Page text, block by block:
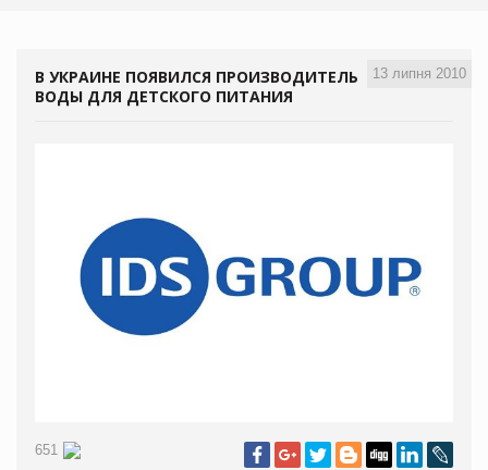
13 липня 2010
В УКРАИНЕ ПОЯВИЛСЯ ПРОИЗВОДИТЕЛЬ
ВОДЫ ДЛЯ ДЕТСКОГО ПИТАНИЯ
651